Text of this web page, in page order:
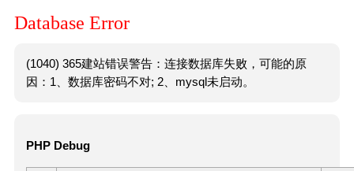
Database Error
(1040) 365建站错误警告：连接数据库失败，可能的原
因：1、数据库密码不对; 2、mysql未启动。
PHP Debug